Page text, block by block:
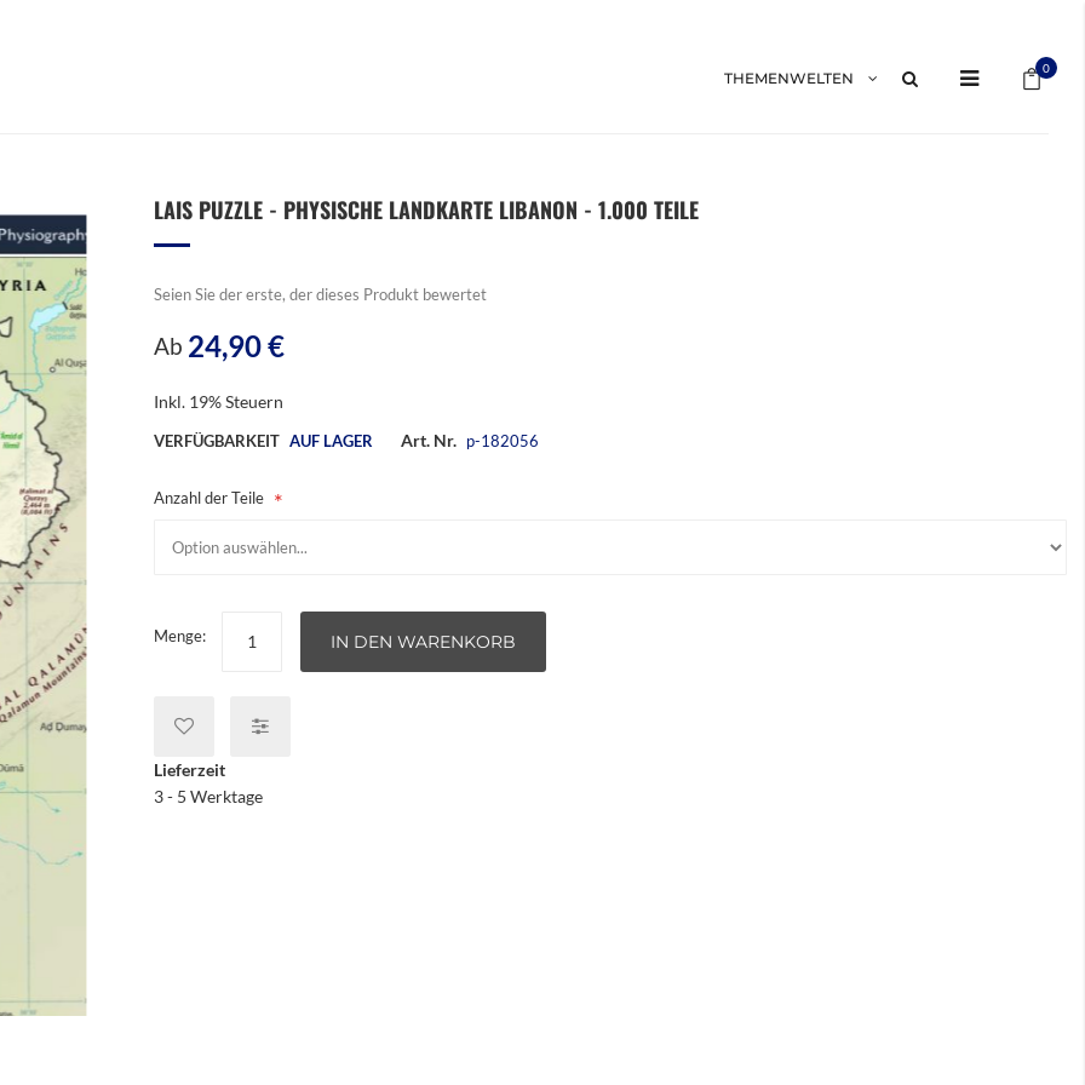
0
THEMENWELTEN
LAIS PUZZLE - PHYSISCHE LANDKARTE LIBANON - 1.000 TEILE
Seien Sie der erste, der dieses Produkt bewertet
Ab 24,90 €
Inkl. 19% Steuern
VERFÜGBARKEIT AUF LAGER Art. Nr. p-182056
Anzahl der Teile
Menge: IN DEN WARENKORB
Lieferzeit
3 - 5 Werktage